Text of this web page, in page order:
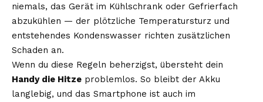
niemals, das Gerät im Kühlschrank oder Gefrierfach
abzukühlen — der plötzliche Temperatursturz und
entstehendes Kondenswasser richten zusätzlichen
Schaden an.
Wenn du diese Regeln beherzigst, übersteht dein
Handy die Hitze problemlos. So bleibt der Akku
langlebig, und das Smartphone ist auch im